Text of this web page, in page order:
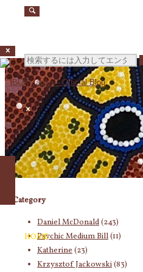
検
索
対
象:
HOME
Category
Daniel McDonald(243)
Psychic Medium Bill(11)
Katherine(23)
Krzysztof Jackowski(83)